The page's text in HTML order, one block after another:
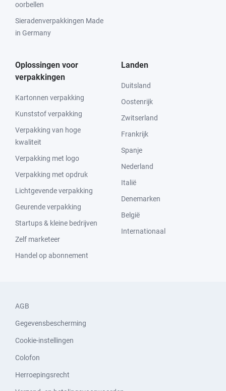
oorbellen
Sieradenverpakkingen Made
in Germany
Oplossingen voor
verpakkingen
Kartonnen verpakking
Kunststof verpakking
Verpakking van hoge
kwaliteit
Verpakking met logo
Verpakking met opdruk
Lichtgevende verpakking
Geurende verpakking
Startups & kleine bedrijven
Zelf marketeer
Handel op abonnement
Landen
Duitsland
Oostenrijk
Zwitserland
Frankrijk
Spanje
Nederland
Italië
Denemarken
België
Internationaal
AGB
Gegevensbescherming
Cookie-instellingen
Colofon
Herroepingsrecht